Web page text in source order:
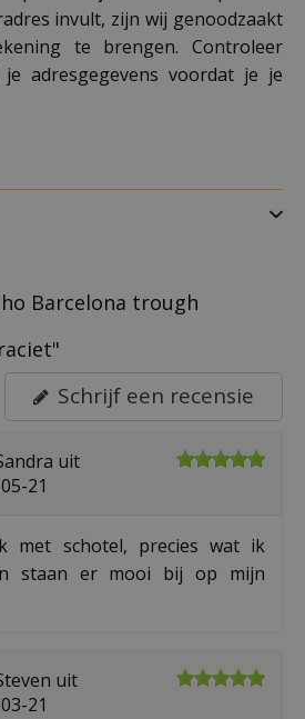
invult, zijn wij genoodzaakt
te brengen. Controleer
adresgegevens voordat je je
Barcelona trough
Schrijf een recensie
uit
21
met schotel, precies wat ik
staan er mooi bij op mijn
uit
21